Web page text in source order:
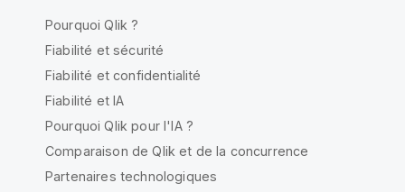
Pourquoi Qlik ?
Fiabilité et sécurité
Fiabilité et confidentialité
Fiabilité et IA
Pourquoi Qlik pour l'IA ?
Comparaison de Qlik et de la concurrence
Partenaires technologiques